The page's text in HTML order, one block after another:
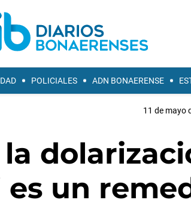
POLICIALES ADN BONAERENSE
11 de mayo
la
un